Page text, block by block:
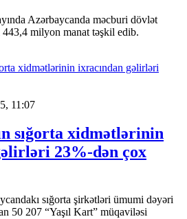
Azərbaycanda məcburi dövlət
443,4 milyon manat təşkil edib.
11:07
sığorta xidmətlərinin
23%-dən çox
sığorta şirkətləri ümumi dəyəri
50 207 “Yaşıl Kart” müqaviləsi